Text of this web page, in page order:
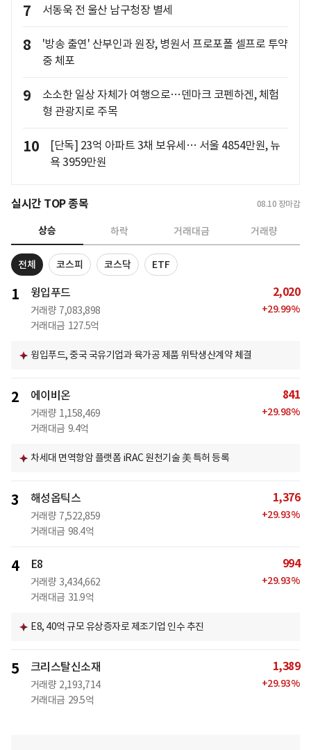
7 서동욱 전 울산 남구청장 별세
8
'방송 출연' 산부인과 원장, 병원서 프로포폴 셀프로 투약
중 체포
9
소소한 일상 자체가 여행으로…덴마크 코펜하겐, 체험
형 관광지로 주목
10
[단독] 23억 아파트 3채 보유세… 서울 4854만원, 뉴
욕 3959만원
실시간 TOP 종목 08.10 장마감
상승 하락 거래대금 거래량
전체 코스피 코스닥 ETF
1 윙입푸드
거래량 7,083,898
거래대금 127.5억
2,020
+29.99%
윙입푸드, 중국 국유기업과 육가공 제품 위탁생산계약 체결
2 에이비온
거래량 1,158,469
거래대금 9.4억
841
+29.98%
차세대 면역항암 플랫폼 iRAC 원천기술 美 특허 등록
3 해성옵틱스
거래량 7,522,859
거래대금 98.4억
1,376
+29.93%
4 E8
거래량 3,434,662
거래대금 31.9억
994
+29.93%
E8, 40억 규모 유상증자로 제조기업 인수 추진
5 크리스탈신소재
거래량 2,193,714
거래대금 29.5억
1,389
+29.93%